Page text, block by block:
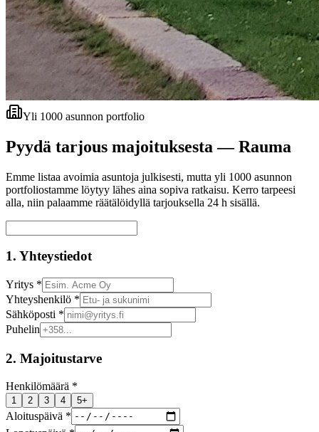
Yli 1000 asunnon portfolio
Pyydä tarjous majoituksesta —Rauma
Emme listaa avoimia asuntoja julkisesti, mutta yli 1000 asunnon
portfoliostamme löytyy lähes aina sopiva ratkaisu. Kerro tarpeesi
alla, niin palaamme räätälöidyllä tarjouksella 24 h sisällä.
1. Yhteystiedot
Yritys *
Yhteyshenkilö *
Sähköposti *
Puhelin
2. Majoitustarve
Henkilömäärä *
1 2 3 4 5+
Aloituspäivä *